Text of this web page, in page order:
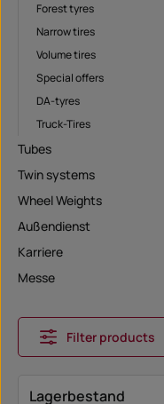
Forest tyres
Narrow tires
Volume tires
Special offers
DA-tyres
Truck-Tires
Tubes
Twin systems
Wheel Weights
Außendienst
Karriere
Messe
Filter products